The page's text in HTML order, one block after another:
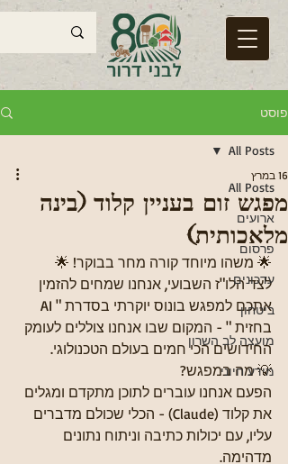
פוסט
All Posts
ארועים
פרסום
עדכונים
ביטחון
מועצה לב השרון
מידע חיוני
All Posts
מפגש זום בעניין קלוד (בינה
מלאכותית)
16 במרץ
🌟 משהו מיוחד קורה מחר בבוקר! 🌟
לצד הלו"ז השבועי, אנחנו שמחים להזמין
בחזית " - המקום שבו אנחנו צוללים לעומק
החידושים הכי חמים בעולם הטכנולוגי.
💡 מה במפגש?
הפעם אנחנו עוברים לתוכן מתקדם ומגלים
את קלוד (Claude) - הכלי שכולם מדברים
עליו, עם יכולות כתיבה וניתוח נתונים
מדהימה.